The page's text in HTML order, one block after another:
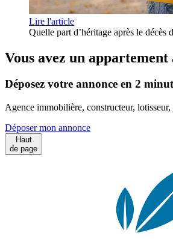
Lire l'article
Quelle part d’héritage après le décès
Vous avez un appartement
Déposez votre annonce en 2
Agence immobilière, constructeur,
Déposer mon annonce
Haut
de page